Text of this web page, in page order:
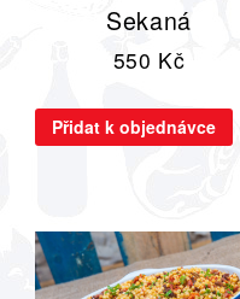
Sekaná
550 Kč
Přidat k objednávce